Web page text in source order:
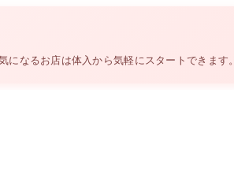
なるお店は体入から気軽にスタートできます。